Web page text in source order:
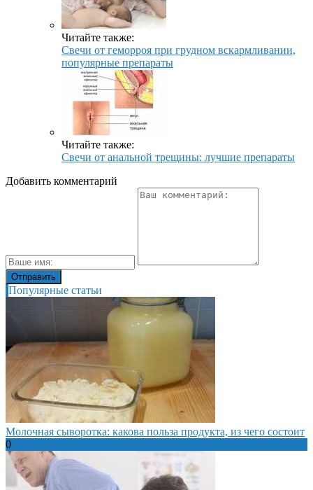
Читайте также:
Свечи от геморроя при грудном вскармливании,
популярные препараты
Читайте также:
Свечи от анальной трещины: лучшие препараты
Добавить комментарий
Популярные статьи
Молочная сыворотка: какова польза продукта, из чего состоит
0